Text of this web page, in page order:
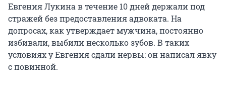
Евгения Лукина в течение 10 дней держали под
стражей без предоставления адвоката. На
допросах, как утверждает мужчина, постоянно
избивали, выбили несколько зубов. В таких
условиях у Евгения сдали нервы: он написал явку
с повинной.